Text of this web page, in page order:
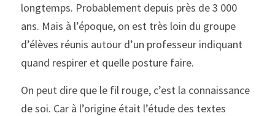
longtemps. Probablement depuis près de 3 000
ans. Mais à l’époque, on est très loin du groupe
d’élèves réunis autour d’un professeur indiquant
quand respirer et quelle posture faire.
On peut dire que le fil rouge, c’est la connaissance
de soi. Car à l’origine était l’étude des textes